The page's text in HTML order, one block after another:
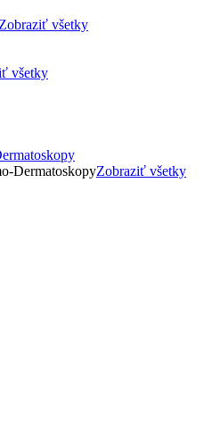
Zobraziť všetky
všetky
DermatoskopyZobraziť všetky